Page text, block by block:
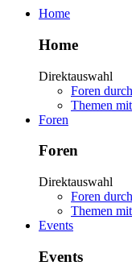
Home
Home
Direktauswahl
Foren
Themen
Foren
Foren
Direktauswahl
Foren
Themen
Events
Events